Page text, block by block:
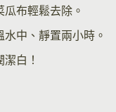
布輕鬆去除。
中、靜置兩小時。
白！